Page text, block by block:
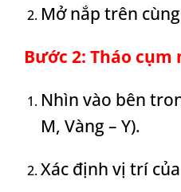
Mở nắp trên
Bước 2: Tháo
Nhìn vào bên
M, Vàng – Y).
Xác định vị trí